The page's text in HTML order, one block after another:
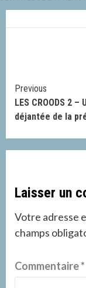
Continue
Reading
Previous
LES CROODS 2
déjantée de la
Laisser un
Votre adresse
champs
Commentaire*